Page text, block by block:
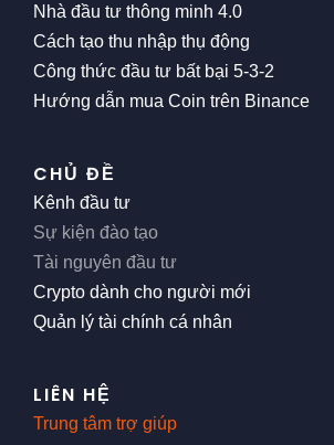
Nhà đầu tư thông minh 4.0
Cách tạo thu nhập thụ động
Công thức đầu tư bất bại 5-3-2
Hướng dẫn mua Coin trên Binance
CHỦ ĐỀ
Kênh đầu tư
Sự kiện đào tạo
Tài nguyên đầu tư
Crypto dành cho người mới
Quản lý tài chính cá nhân
LIÊN HỆ
Trung tâm trợ giúp